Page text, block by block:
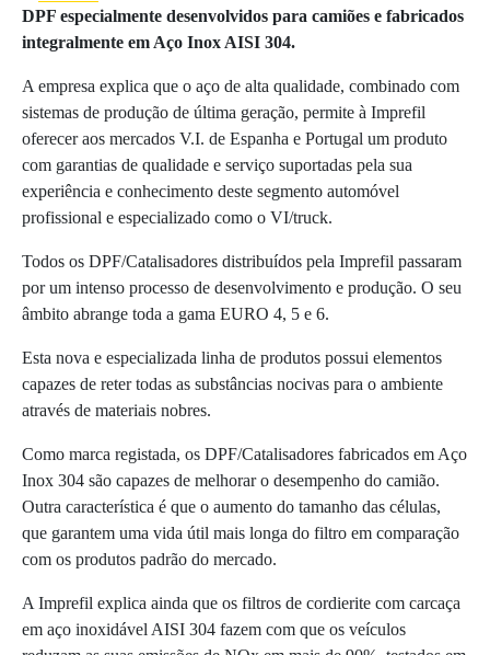
DPF especialmente desenvolvidos para camiões e fabricados
integralmente em Aço Inox AISI 304.
A empresa explica que o aço de alta qualidade, combinado com
sistemas de produção de última geração, permite à Imprefil
oferecer aos mercados V.I. de Espanha e Portugal um produto
com garantias de qualidade e serviço suportadas pela sua
experiência e conhecimento deste segmento automóvel
profissional e especializado como o VI/truck.
Todos os DPF/Catalisadores distribuídos pela Imprefil passaram
por um intenso processo de desenvolvimento e produção. O seu
âmbito abrange toda a gama EURO 4, 5 e 6.
Esta nova e especializada linha de produtos possui elementos
capazes de reter todas as substâncias nocivas para o ambiente
através de materiais nobres.
Como marca registada, os DPF/Catalisadores fabricados em Aço
Inox 304 são capazes de melhorar o desempenho do camião.
Outra característica é que o aumento do tamanho das células,
que garantem uma vida útil mais longa do filtro em comparação
com os produtos padrão do mercado.
A Imprefil explica ainda que os filtros de cordierite com carcaça
em aço inoxidável AISI 304 fazem com que os veículos